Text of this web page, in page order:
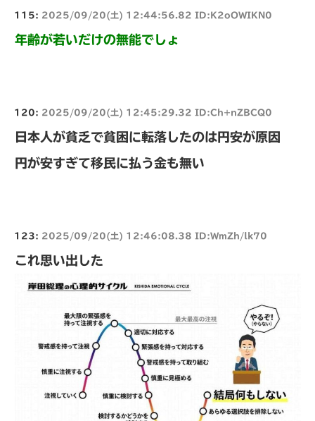
115: 2025/09/20(土) 12:44:56.82 ID:K2oOWIKN0
年齢が若いだけの無能でしょ
120: 2025/09/20(土) 12:45:29.32 ID:Ch+nZBCQ0
日本人が貧乏で貧困に転落したのは円安が原因
円が安すぎて移民に払う金も無い
123: 2025/09/20(土) 12:46:08.38 ID:WmZh/lk70
これ思い出した